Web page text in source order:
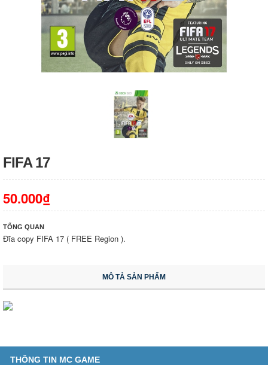
FIFA 17
50.000₫
TỔNG QUAN
Đĩa copy FIFA 17 ( FREE Region ).
MÔ TẢ SẢN PHẨM
THÔNG TIN MC GAME